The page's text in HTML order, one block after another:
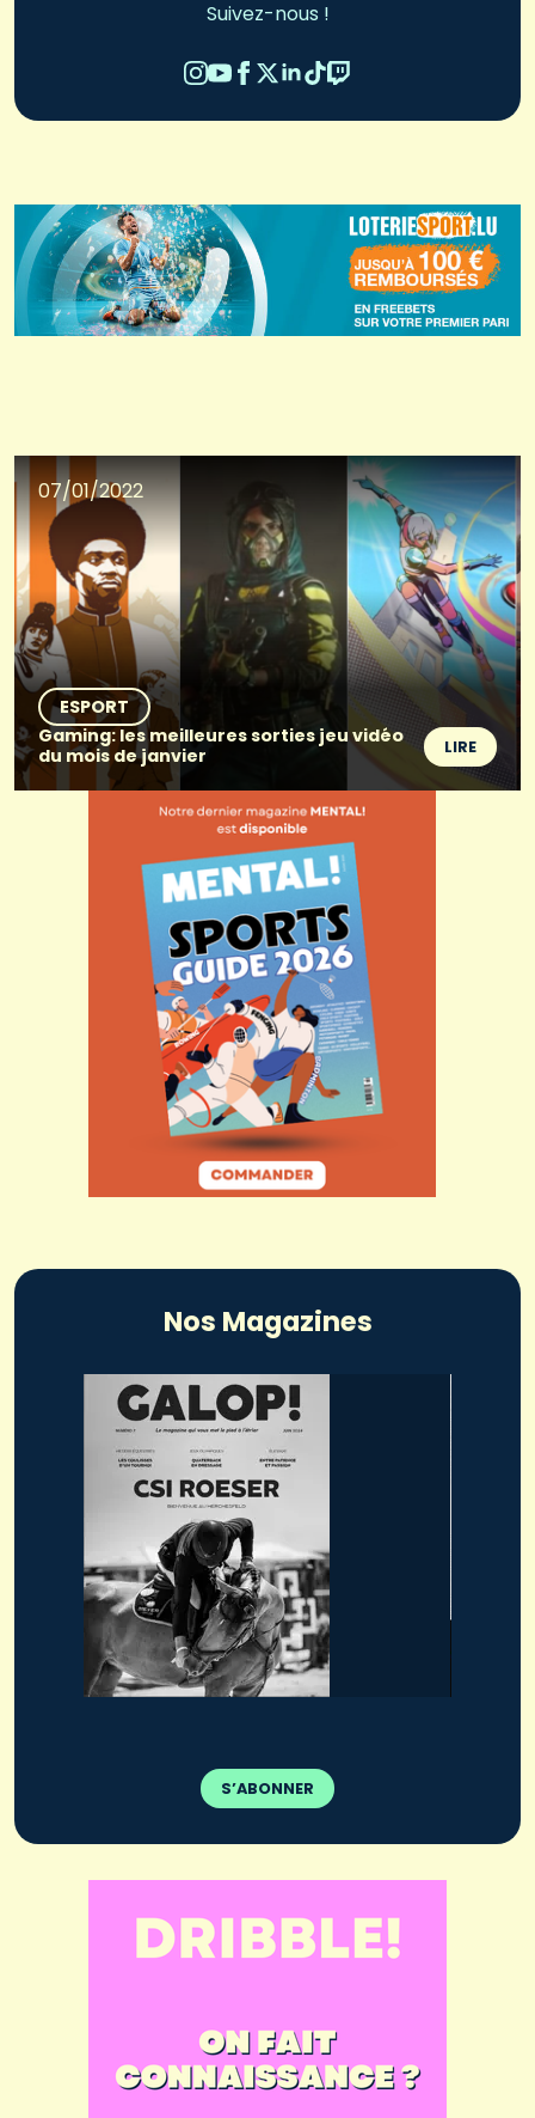
Suivez-nous !
07/01/2022
ESPORT
Gaming: les meilleures sorties jeu vidéo
du mois de janvier
LIRE
Nos Magazines
S’ABONNER